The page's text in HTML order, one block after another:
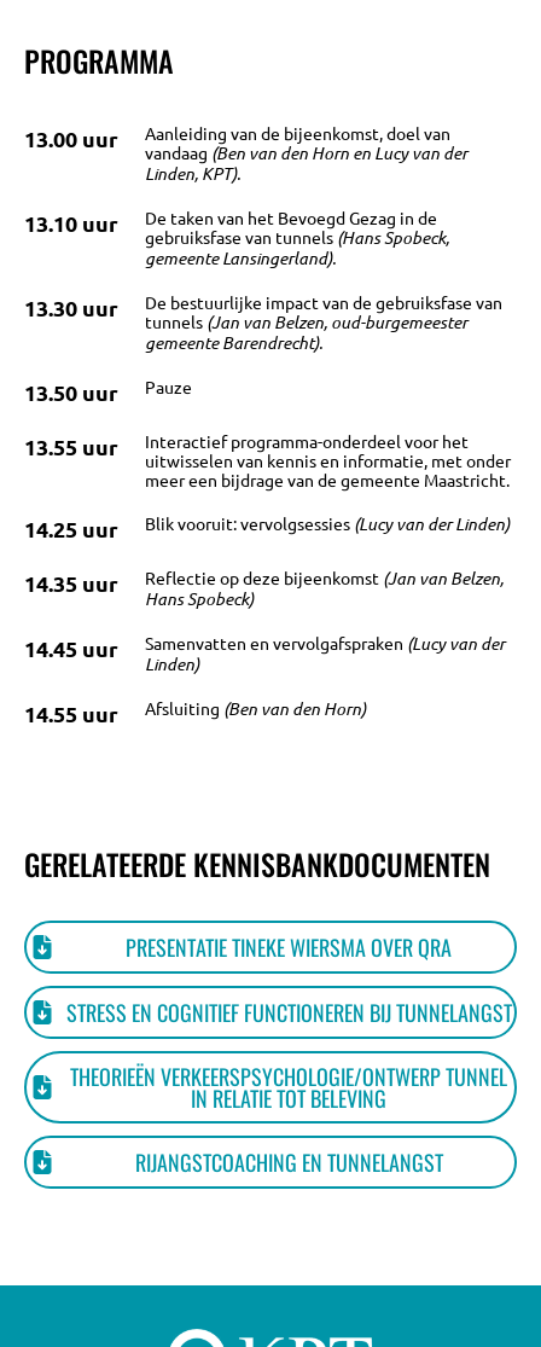
VRAGEN
CONTACT
PROGRAMMA
13.00 uur
Aanleiding van de bijeenkomst, doel van
vandaag (Ben van den Horn en Lucy van der
Linden, KPT).
13.10 uur
De taken van het Bevoegd Gezag in de
gebruiksfase van tunnels (Hans Spobeck,
gemeente Lansingerland).
13.30 uur
De bestuurlijke impact van de gebruiksfase van
tunnels (Jan van Belzen, oud-burgemeester
gemeente Barendrecht).
13.50 uur Pauze
13.55 uur
Interactief programma-onderdeel voor het
uitwisselen van kennis en informatie, met onder
meer een bijdrage van de gemeente Maastricht.
14.25 uur Blik vooruit: vervolgsessies (Lucy van der Linden)
14.35 uur Reflectie op deze bijeenkomst (Jan van Belzen,
Hans Spobeck)
14.45 uur Samenvatten en vervolgafspraken (Lucy van der
Linden)
14.55 uur Afsluiting (Ben van den Horn)
GERELATEERDE KENNISBANKDOCUMENTEN
PRESENTATIE TINEKE WIERSMA OVER QRA
STRESS EN COGNITIEF FUNCTIONEREN BIJ TUNNELANGST
THEORIEËN VERKEERSPSYCHOLOGIE/ONTWERP TUNNEL
IN RELATIE TOT BELEVING
RIJANGSTCOACHING EN TUNNELANGST